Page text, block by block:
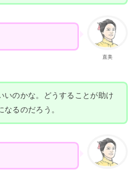
直美
いのかな。どうすることが助け
なるのだろう。